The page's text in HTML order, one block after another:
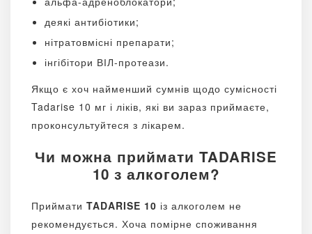
деякі антибіотики;
нітратовмісні препарати;
інгібітори ВІЛ-протеази.
Якщо є хоч найменший сумнів щодо сумісності
Tadarise 10 мг і ліків, які ви зараз приймаєте,
проконсультуйтеся з лікарем.
Чи можна приймати TADARISE
10 з алкоголем?
Приймати TADARISE 10 із алкоголем не
рекомендується. Хоча помірне споживання